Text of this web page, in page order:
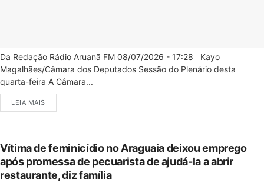
Da Redação Rádio Aruanã FM 08/07/2026 - 17:28 Kayo
Magalhães/Câmara dos Deputados Sessão do Plenário desta
quarta-feira A Câmara...
LEIA MAIS
Vítima de feminicídio no Araguaia deixou emprego
após promessa de pecuarista de ajudá-la a abrir
restaurante, diz família